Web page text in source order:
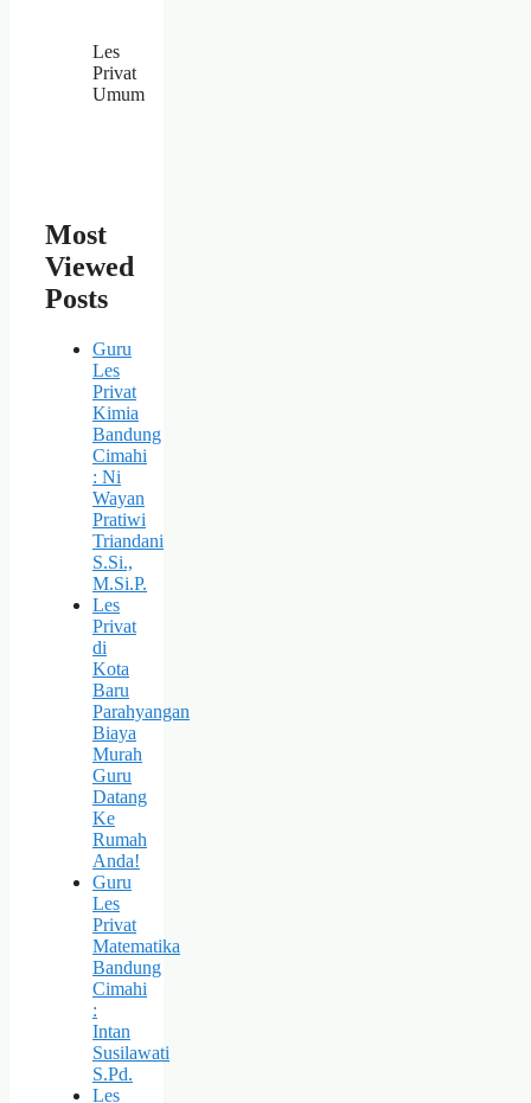
Les
Privat
Umum
Most
Viewed
Posts
Guru
Les
Privat
Kimia
Bandung
Cimahi
: Ni
Wayan
Pratiwi
Triandani
S.Si.,
M.Si.P.
Les
Privat
di
Kota
Baru
Parahyangan
Biaya
Murah
Guru
Datang
Ke
Rumah
Anda!
Guru
Les
Privat
Matematika
Bandung
Cimahi
:
Intan
Susilawati
S.Pd.
Les